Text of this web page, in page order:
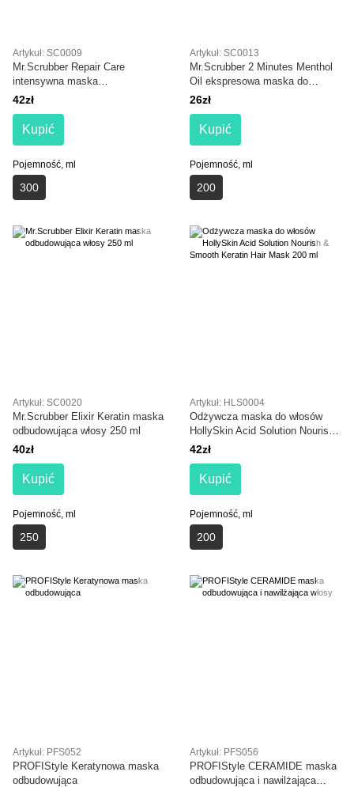
Artykuł: SC0009
Mr.Scrubber Repair Care
intensywna maska
odbudowująca włosy 300 ml
42zł
Kupić
Pojemność, ml
300
Artykuł: SC0013
Mr.Scrubber 2 Minutes Menthol
Oil ekspresowa maska do
włosów 200 ml
26zł
Kupić
Pojemność, ml
200
Artykuł: SC0020
Mr.Scrubber Elixir Keratin maska
odbudowująca włosy 250 ml
40zł
Kupić
Pojemność, ml
250
Artykuł: HLS0004
Odżywcza maska do włosów
HollySkin Acid Solution Nourish
& Smooth Keratin Hair Mask 200
42zł
Kupić
Pojemność, ml
200
Artykuł: PFS052
PROFIStyle Keratynowa maska
odbudowująca
Artykuł: PFS056
PROFIStyle CERAMIDE maska
odbudowująca i nawilżająca